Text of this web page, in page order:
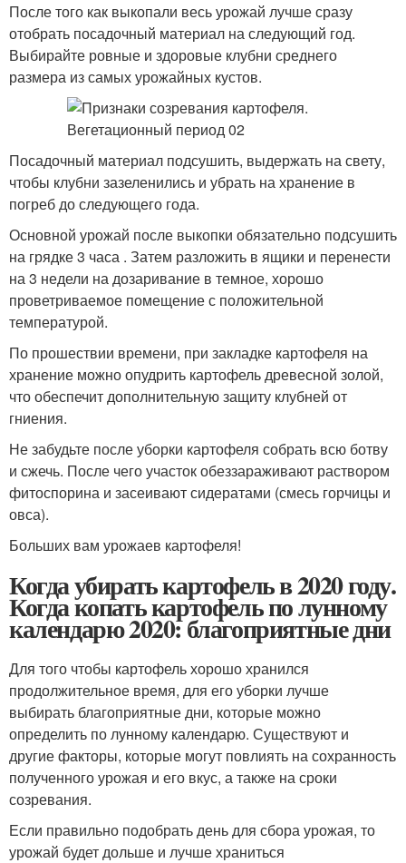
После того как выкопали весь урожай лучше сразу
отобрать посадочный материал на следующий год.
Выбирайте ровные и здоровые клубни среднего
размера из самых урожайных кустов.
Посадочный материал подсушить, выдержать на свету,
чтобы клубни зазеленились и убрать на хранение в
погреб до следующего года.
Основной урожай после выкопки обязательно подсушить
на грядке 3 часа . Затем разложить в ящики и перенести
на 3 недели на дозаривание в темное, хорошо
проветриваемое помещение с положительной
температурой.
По прошествии времени, при закладке картофеля на
хранение можно опудрить картофель древесной золой,
что обеспечит дополнительную защиту клубней от
гниения.
Не забудьте после уборки картофеля собрать всю ботву
и сжечь. После чего участок обеззараживают раствором
фитоспорина и засеивают сидератами (смесь горчицы и
овса).
Больших вам урожаев картофеля!
Когда убирать картофель в 2020 году.
Когда копать картофель по лунному
календарю 2020: благоприятные дни
Для того чтобы картофель хорошо хранился
продолжительное время, для его уборки лучше
выбирать благоприятные дни, которые можно
определить по лунному календарю. Существуют и
другие факторы, которые могут повлиять на сохранность
полученного урожая и его вкус, а также на сроки
созревания.
Если правильно подобрать день для сбора урожая, то
урожай будет дольше и лучше храниться